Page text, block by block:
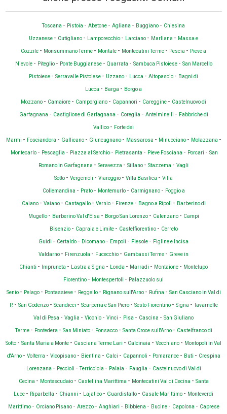
Toscana - Pistoia - Abetone - Agliana - Buggiano - Chiesina
Uzzanese - Cutigliano - Lamporecchio - Larciano - Marliana - Massa e
Cozzile - Monsummano Terme - Montale - Montecatini Terme - Pescia - Pieve a
Nievole - Piteglio - Ponte Buggianese - Quarrata - Sambuca Pistoiese - San Marcello
Pistoiese - Serravalle Pistoiese - Uzzano - Lucca - Altopascio - Bagni di
Lucca - Barga - Borgo a
Mozzano - Camaiore - Camporgiano - Capannori - Careggine - Castelnuovo di
Garfagnana - Castiglione di Garfagnana - Coreglia - Antelminelli - Fabbriche di
Vallico - Forte dei
Marmi - Fosciandora - Gallicano - Giuncugnano - Massarosa - Minucciano - Molazzana -
Montecarlo - Pescaglia - Piazza al Serchio - Pietrasanta - Pieve Fosciana - Porcari - San
Romano in Garfagnana - Seravezza - Sillano - Stazzema - Vagli
Sotto - Vergemoli - Viareggio - Villa Basilica - Villa
Collemandina - Prato - Montemurlo - Carmignano - Poggio a
Caiano - Vaiano - Cantagallo - Vernio - Firenze - Bagno a Ripoli - Barberino di
Mugello - Barberino Val d'Elsa - Borgo San Lorenzo - Calenzano - Campi
Bisenzio - Capraia e Limite - Castelfiorentino - Cerreto
Guidi - Certaldo - Dicomano - Empoli - Fiesole - Figline e Incisa
Valdarno - Firenzuola - Fucecchio - Gambassi Terme - Greve in
Chianti - Impruneta - Lastra a Signa - Londa - Marradi - Montaione - Montelupo
Fiorentino - Montespertoli - Palazzuolo sul
Senio - Pelago - Pontassieve - Reggello - Rignano sull'Arno - Rufina - San Casciano in Val di
P. - San Godenzo - Scandicci - Scarperia e San Piero - Sesto Fiorentino - Signa -Tavarnelle
Val di Pesa - Vaglia - Vicchio - Vinci - Pisa - Cascina - San Giuliano
Terme - Pontedera - San Miniato - Ponsacco - Santa Croce sull'Arno - Castelfranco di
Sotto - Santa Maria a Monte - Casciana Terme Lari - Calcinaia - Vecchiano - Montopoli in Val
d'Arno - Volterra - Vicopisano - Bientina - Calci - Capannoli - Pomarance - Buti - Crespina
Lorenzana - Peccioli -Terricciola - Palaia - Fauglia - Castelnuovo di Val di
Cecina - Montescudaio - Castellina Marittima - Montecatini Val di Cecina - Santa
Luce - Riparbella - Chianni - Lajatico - Guardistallo - Casale Marittimo - Monteverdi
Marittimo - Orciano Pisano - Arezzo - Anghiari - Bibbiena - Bucine - Capolona - Caprese